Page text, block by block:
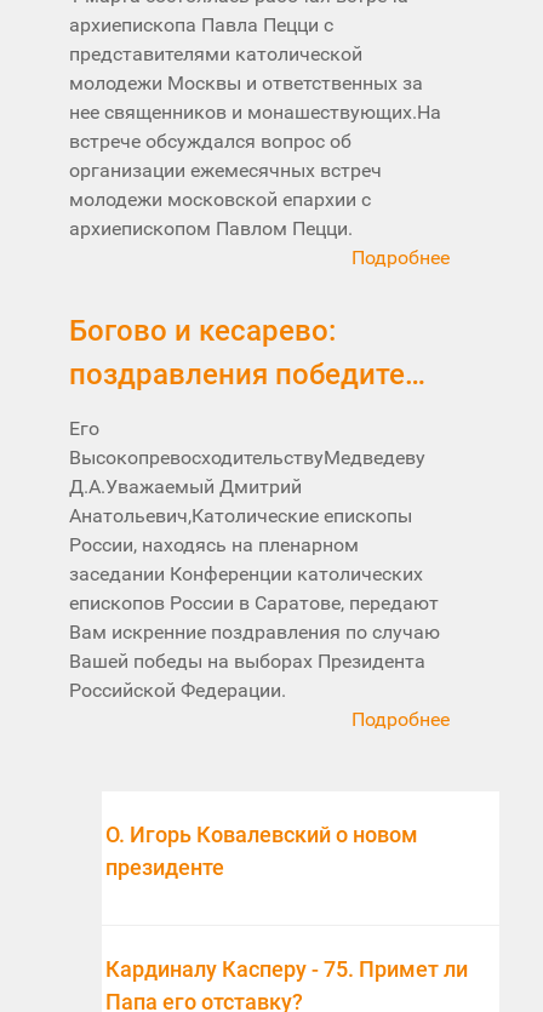
архиепископа Павла Пецци с
представителями католической
молодежи Москвы и ответственных за
нее священников и монашествующих.На
встрече обсуждался вопрос об
организации ежемесячных встреч
молодежи московской епархии с
архиепископом Павлом Пецци.
Подробнее
Богово и кесарево:
поздравления победите…
Его
ВысокопревосходительствуМедведеву
Д.А.Уважаемый Дмитрий
Анатольевич,Католические епископы
России, находясь на пленарном
заседании Конференции католических
епископов России в Саратове, передают
Вам искренние поздравления по случаю
Вашей победы на выборах Президента
Российской Федерации.
Подробнее
О. Игорь Ковалевский о новом
президенте
Кардиналу Касперу - 75. Примет ли
Папа его отставку?